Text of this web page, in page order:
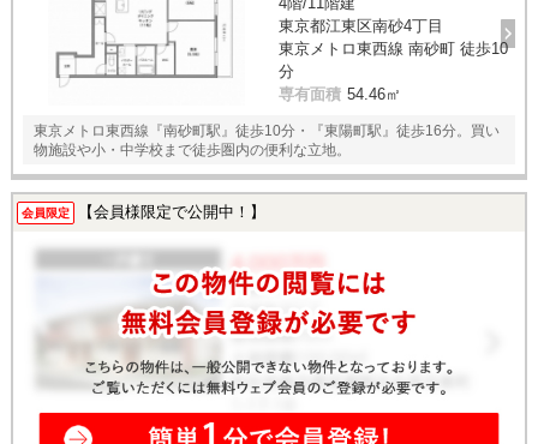
東京都江東区南砂4丁目
東京メトロ東西線 南砂町 徒歩10
分
専有面積 54.46㎡
東京メトロ東西線『南砂町駅』徒歩10分・『東陽町駅』徒歩16分。買い
物施設や小・中学校まで徒歩圏内の便利な立地。
会員限定 【会員様限定で公開中！】